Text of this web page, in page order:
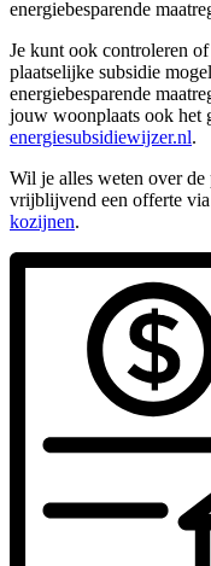
energiebesparende
Je kunt ook controleren
plaatselijke subsidie
energiebesparende
jouw woonplaats ook het
energiesubsidiewijzer.nl.
Wil je alles weten over
vrijblijvend een offerte
kozijnen.